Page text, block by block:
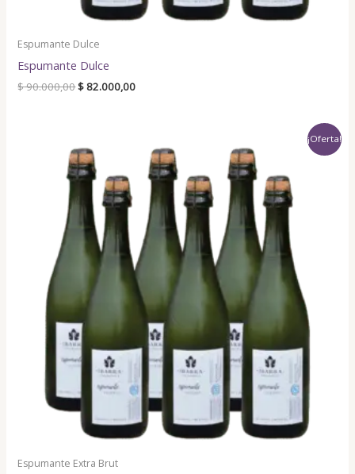
Espumante Dulce
Espumante Dulce
$90.000,00$ 82.000,00
¡Oferta!
Espumante Extra Brut
price
was:
$ 90.000,00.
price
$ 82.000,00.